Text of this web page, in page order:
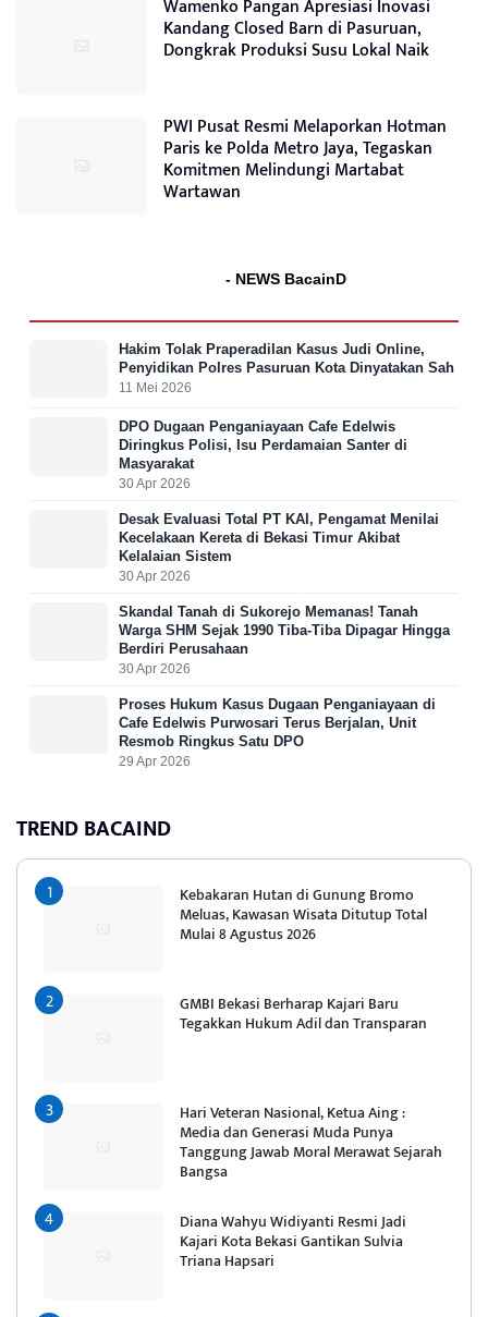
Wamenko Pangan Apresiasi Inovasi
Kandang Closed Barn di Pasuruan,
Dongkrak Produksi Susu Lokal Naik
PWI Pusat Resmi Melaporkan Hotman
Paris ke Polda Metro Jaya, Tegaskan
Komitmen Melindungi Martabat
Wartawan
- NEWS BacainD
Hakim Tolak Praperadilan Kasus Judi Online,
Penyidikan Polres Pasuruan Kota Dinyatakan Sah
11 Mei 2026
DPO Dugaan Penganiayaan Cafe Edelwis
Diringkus Polisi, Isu Perdamaian Santer di
Masyarakat
30 Apr 2026
Desak Evaluasi Total PT KAI, Pengamat Menilai
Kecelakaan Kereta di Bekasi Timur Akibat
Kelalaian Sistem
30 Apr 2026
Skandal Tanah di Sukorejo Memanas! Tanah
Warga SHM Sejak 1990 Tiba-Tiba Dipagar Hingga
Berdiri Perusahaan
30 Apr 2026
Proses Hukum Kasus Dugaan Penganiayaan di
Cafe Edelwis Purwosari Terus Berjalan, Unit
Resmob Ringkus Satu DPO
29 Apr 2026
TREND BACAIND
Kebakaran Hutan di Gunung Bromo
Meluas, Kawasan Wisata Ditutup Total
Mulai 8 Agustus 2026
GMBI Bekasi Berharap Kajari Baru
Tegakkan Hukum Adil dan Transparan
Hari Veteran Nasional, Ketua Aing :
Media dan Generasi Muda Punya
Tanggung Jawab Moral Merawat Sejarah
Bangsa
Diana Wahyu Widiyanti Resmi Jadi
Kajari Kota Bekasi Gantikan Sulvia
Triana Hapsari